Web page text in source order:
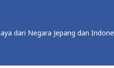
dari Negara Jepang dan